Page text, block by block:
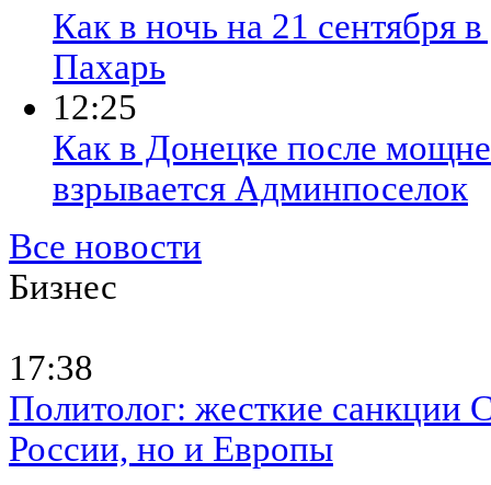
Как в ночь на 21 сентября
Пахарь
12:25
Как в Донецке после
взрывается Админпоселок
Все новости
Бизнес
17:38
Политолог: жесткие санкции
России, но и Европы